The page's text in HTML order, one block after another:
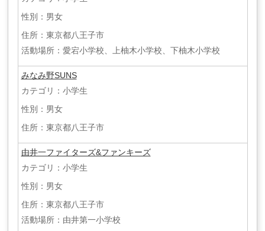
性別：男女
住所：東京都八王子市
活動場所：愛宕小学校、上柚木小学校、下柚木小学校
みなみ野SUNS
カテゴリ：小学生
性別：男女
住所：東京都八王子市
由井一ファイターズ&ファンキーズ
カテゴリ：小学生
性別：男女
住所：東京都八王子市
活動場所：由井第一小学校